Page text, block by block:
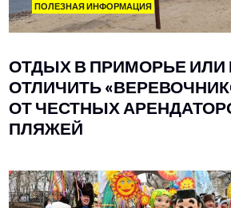
ПОЛЕЗНАЯ ИНФОРМАЦИЯ
ОТДЫХ В ПРИМОРЬЕ ИЛИ
ОТЛИЧИТЬ
ОТ ЧЕСТНЫХ
ПЛЯЖЕЙ